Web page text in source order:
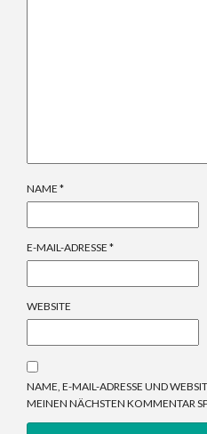
NAME *
E-MAIL-ADRESSE *
WEBSITE
NAME, E-MAIL-ADRESSE UND
MEINEN NÄCHSTEN KOMMENTAR